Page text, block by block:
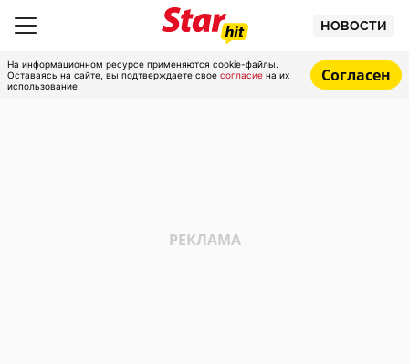
НОВОСТИ
На информационном ресурсе применяются cookie-файлы.
Оставаясь на сайте, вы подтверждаете свое согласие на их
использование.
Согласен